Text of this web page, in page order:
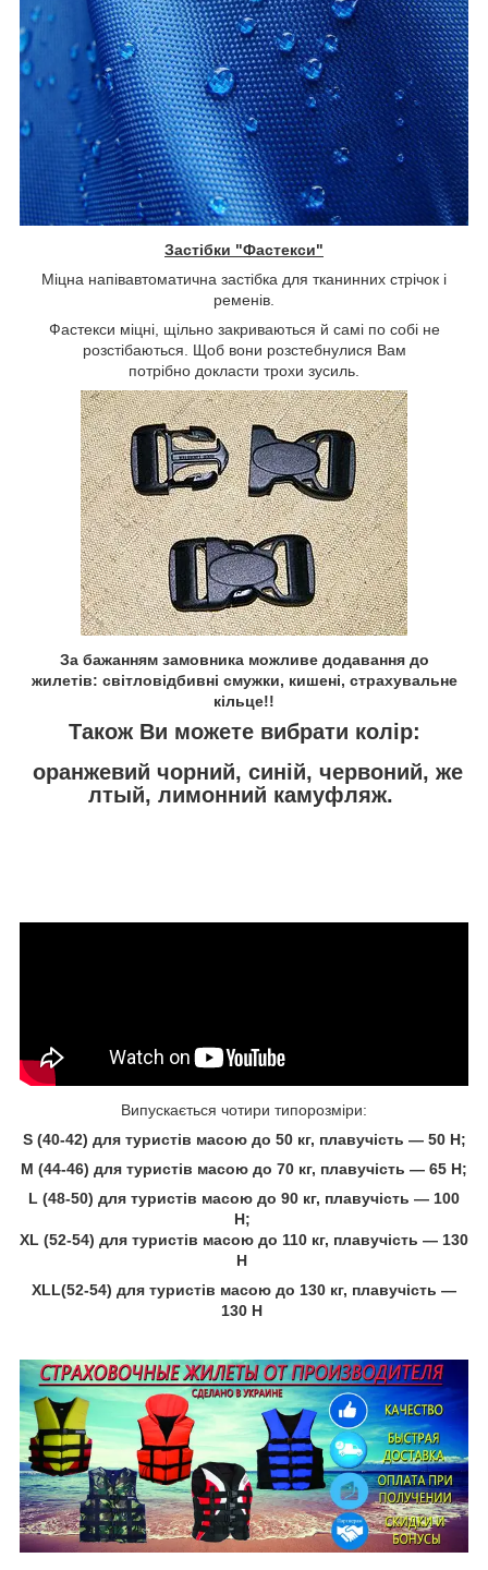
Застібки "Фастекси"
Міцна напівавтоматична застібка для тканинних стрічок і
ременів.
Фастекси міцні, щільно закриваються й самі по собі не
розстібаються. Щоб вони розстебнулися Вам
потрібно докласти трохи зусиль.
За бажанням замовника можливе додавання до
жилетів: світловідбивні смужки, кишені, страхувальне
кільце!!
Також Ви можете вибрати колір:
оранжевий чорний, синій, червоний, же
лтый, лимонний камуфляж.
Випускається чотири типорозміри:
S (40-42) для туристів масою до 50 кг, плавучість — 50 Н;
M (44-46) для туристів масою до 70 кг, плавучість — 65 Н;
L (48-50) для туристів масою до 90 кг, плавучість — 100
Н;
XL (52-54) для туристів масою до 110 кг, плавучість — 130
Н
XLL(52-54) для туристів масою до 130 кг, плавучість —
130 Н